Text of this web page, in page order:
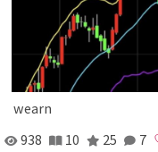
wearn
938
10 25 7